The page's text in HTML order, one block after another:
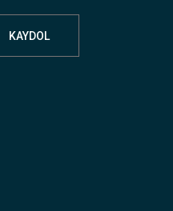
KAYDOL